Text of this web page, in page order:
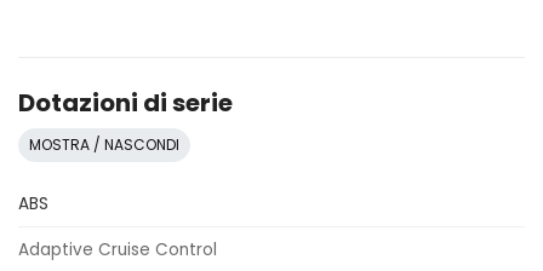
Dotazioni di serie
MOSTRA / NASCONDI
ABS
Adaptive Cruise Control